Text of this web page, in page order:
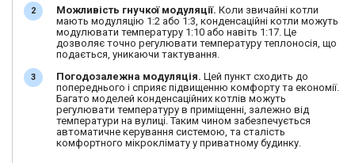
Можливість гнучкої модуляції. Коли звичайні котли
мають модуляцію 1:2 або 1:3, конденсаційні котли можуть
модулювати температуру 1:10 або навіть 1:17. Це
дозволяє точно регулювати температуру теплоносія, що
подається, уникаючи тактування.
Погодозалежна модуляція. Цей пункт сходить до
попереднього і сприяє підвищенню комфорту та економії.
Багато моделей конденсаційних котлів можуть
регулювати температуру в приміщенні, залежно від
температури на вулиці. Таким чином забезпечується
автоматичне керування системою, та сталість
комфортного мікроклімату у приватному будинку.